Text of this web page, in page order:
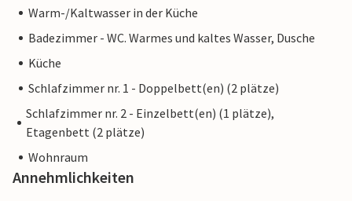
Warm-/Kaltwasser in der Küche
Badezimmer - WC. Warmes und kaltes Wasser, Dusche
Küche
Schlafzimmer nr. 1 - Doppelbett(en) (2 plätze)
Schlafzimmer nr. 2 - Einzelbett(en) (1 plätze),
Etagenbett (2 plätze)
Wohnraum
Annehmlichkeiten